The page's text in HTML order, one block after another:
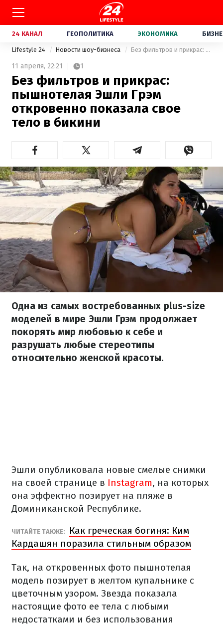
24 КАНАЛ ГЕОПОЛИТИКА ЭКОНОМИКА
Lifestyle 24 Новости шоу-бизнеса Без фильтров и прикрас: пышнотелая Эшли Грэм откровенно показала свое тело в бикини
11 апреля, 22:21 1
Без фильтров и прикрас:
пышнотелая Эшли Грэм
откровенно показала свое
тело в бикини
Одна из самых востребованных plus-size
моделей в мире Эшли Грэм продолжает
покорять мир любовью к себе и
разрушать любые стереотипы
относительно женской красоты.
Эшли опубликовала новые смелые снимки
на своей странице в Instagram, на которых
она эффектно позирует на пляже в
Доминиканской Республике.
ЧИТАЙТЕ ТАКЖЕ:
Как греческая богиня: Ким
Кардашян поразила стильным образом
Так, на откровенных фото пышнотелая
модель позирует в желтом купальнике с
цветочным узором. Звезда показала
настоящие фото ее тела с любыми
недостатками и без использования